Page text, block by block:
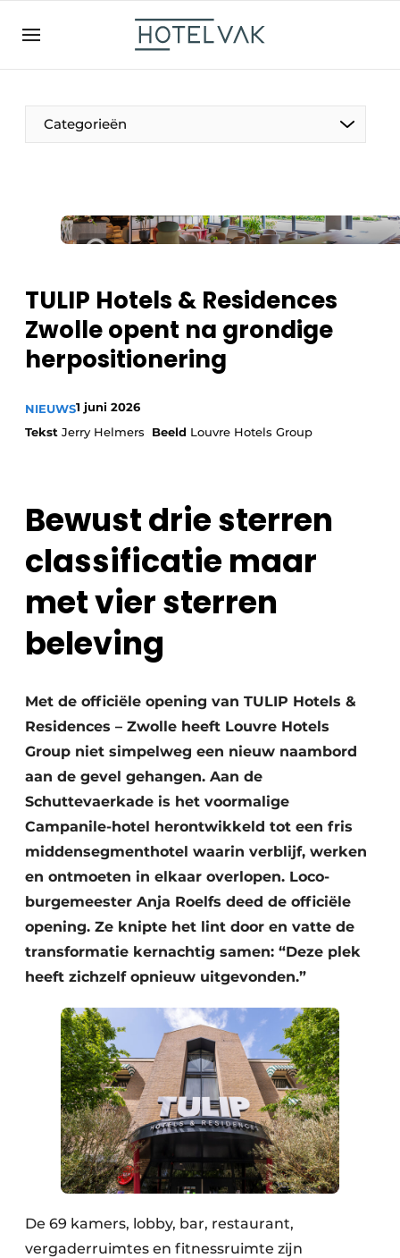
EN
NL
EN
FR
Categorieën
De Pen
Projecten
HR & Personeel
Housekeeping
TULIP Hotels & Residences
Zwolle opent na grondige
herpositionering
NIEUWS1 juni 2026
Tekst Jerry Helmers Beeld Louvre Hotels Group
Bewust drie sterren
classificatie maar
met vier sterren
beleving
Met de officiële opening van TULIP Hotels &
Residences – Zwolle heeft Louvre Hotels
Group niet simpelweg een nieuw naambord
aan de gevel gehangen. Aan de
Schuttevaerkade is het voormalige
Campanile-hotel herontwikkeld tot een fris
middensegmenthotel waarin verblijf, werken
en ontmoeten in elkaar overlopen. Loco-
burgemeester Anja Roelfs deed de officiële
opening. Ze knipte het lint door en vatte de
transformatie kernachtig samen: “Deze plek
heeft zichzelf opnieuw uitgevonden.”
De 69 kamers, lobby, bar, restaurant,
vergaderruimtes en fitnessruimte zijn